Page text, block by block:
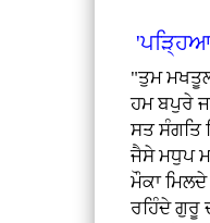
"ਤੁਮ
ਹਮ ਬਪੁਰੇ
ਸਤ ਸੰਗਤਿ
ਜੈਸੇ ਮਧੁਪ
ਮੌਕਾ
ਰਹਿੰਦੇ ਗੁਰੂ